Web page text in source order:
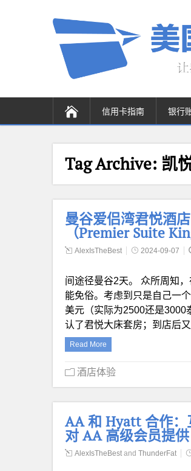
信用卡指南 银行
Tag Archive: 凯
曼谷爱侣湾君悦酒
（Premier Suite
AlexIsTheBest 2024-09-07
间途径曼谷2天。 众所周知
能免俗。考虑到只是自己一
美元（实际为2500还是3000
认了君悦大床套房；到店后
Read More
酒店体验
AA 和 Hyatt 合作
对 AA 高级会员提
AlexIsTheBest and ThunderFat